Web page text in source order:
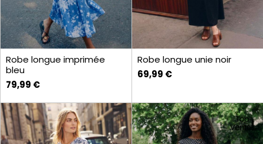
Robe longue imprimée
bleu
79,99 €
Robe longue unie noir
69,99 €